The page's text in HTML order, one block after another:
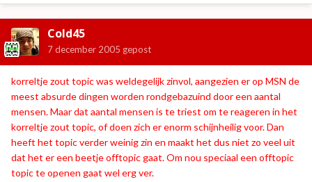
Cold45
7 december 2005 gepost
korreltje zout topic was weldegelijk zinvol, aangezien er op MSN de
meest absurde dingen worden rondgebazuind door een aantal
mensen. Maar dat aantal mensen is te triest om te reageren in het
korreltje zout topic, of doen zich er enorm schijnheilig voor. Dan
heeft het topic verder weinig zin en maakt het dus niet zo veel uit
dat het er een beetje offtopic gaat. Om nou speciaal een offtopic
topic te openen gaat wel erg ver.